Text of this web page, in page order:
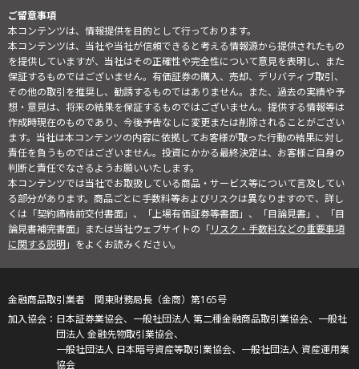
ご留意事項
本コンテンツは、情報提供を目的として行っております。
本コンテンツは、当社や当社が信頼できると考える情報源から提供されたもの
を提供していますが、当社はその正確性や完全性について意見を表明し、また
保証するものではございません。有価証券の購入、売却、デリバティブ取引、
その他の取引を推奨し、勧誘するものではありません。また、過去の実績や予
想・意見は、将来の結果を保証するものではございません。提供する情報等は
作成時現在のものであり、今後予告なしに変更または削除されることがござい
ます。当社は本コンテンツの内容に依拠してお客様が取った行動の結果に対し
責任を負うものではございません。投資にかかる最終決定は、お客様ご自身の
判断と責任でなさるようお願いいたします。
本コンテンツでは当社でお取扱している商品・サービス等について言及してい
る部分があります。商品ごとに手数料等およびリスクは異なりますので、詳し
くは「契約締結前交付書面」、「上場有価証券等書面」、「目論見書」、「目
論見書補完書面」または当社ウェブサイトの「リスク・手数料などの重要事項
に関する説明」をよくお読みください。
金融商品取引業者 関東財務局長（金商）第165号
日本証券業協会、一般社団法人 第二種金融商品取引業協会、一般社
団法人 金融先物取引業協会、
一般社団法人 日本暗号資産等取引業協会、一般社団法人 資産運用業
協会